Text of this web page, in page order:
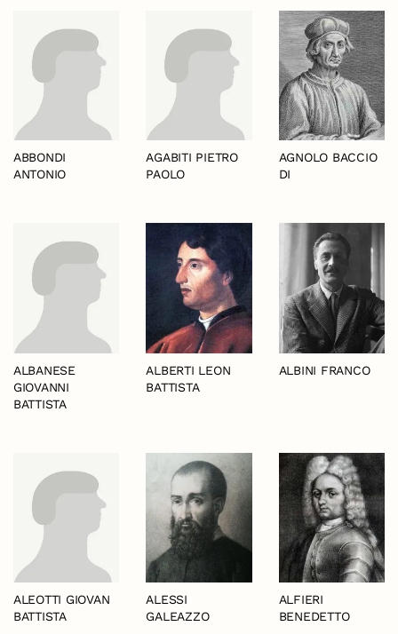
ABBONDI
ANTONIO
AGABITI PIETRO
PAOLO
AGNOLO BACCIO
DI
ALBANESE
GIOVANNI
BATTISTA
ALBERTI LEON
BATTISTA
ALBINI FRANCO
ALEOTTI GIOVAN
BATTISTA
ALESSI
GALEAZZO
ALFIERI
BENEDETTO